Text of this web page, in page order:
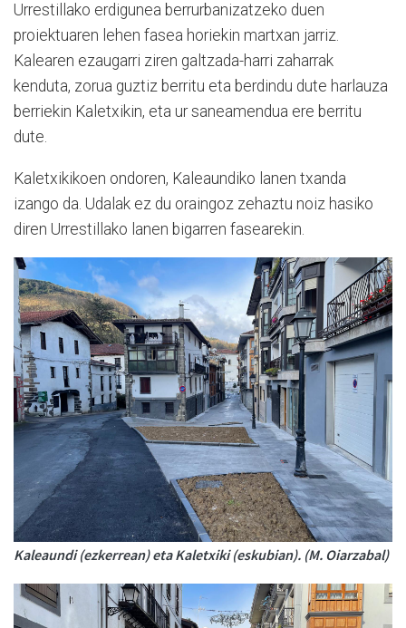
Urrestillako erdigunea berrurbanizatzeko duen
proiektuaren lehen fasea horiekin martxan jarriz.
Kalearen ezaugarri ziren galtzada-harri zaharrak
kenduta, zorua guztiz berritu eta berdindu dute harlauza
berriekin Kaletxikin, eta ur saneamendua ere berritu
dute.
Kaletxikikoen ondoren, Kaleaundiko lanen txanda
izango da. Udalak ez du oraingoz zehaztu noiz hasiko
diren Urrestillako lanen bigarren fasearekin.
Kaleaundi (ezkerrean) eta Kaletxiki (eskubian). (M. Oiarzabal)